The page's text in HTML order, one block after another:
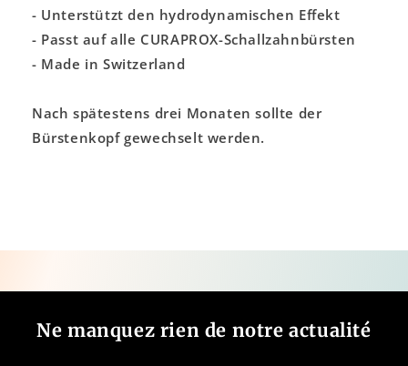
- Unterstützt den hydrodynamischen Effekt
- Passt auf alle CURAPROX-Schallzahnbürsten
- Made in Switzerland
Nach spätestens drei Monaten sollte der
Bürstenkopf gewechselt werden.
Ne manquez rien de notre actualité